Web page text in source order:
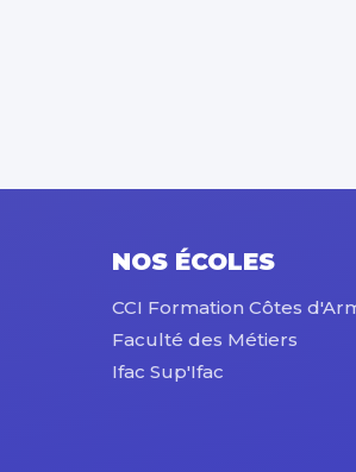
NOS ÉCOLES
CCI Formation Côtes
Faculté des Métiers
Ifac Sup'Ifac